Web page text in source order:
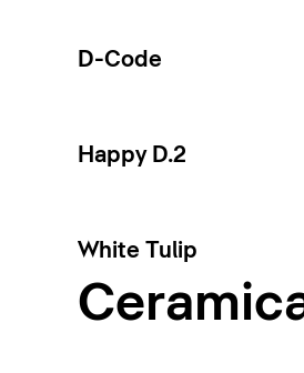
D-Code
Happy D.2
White Tulip